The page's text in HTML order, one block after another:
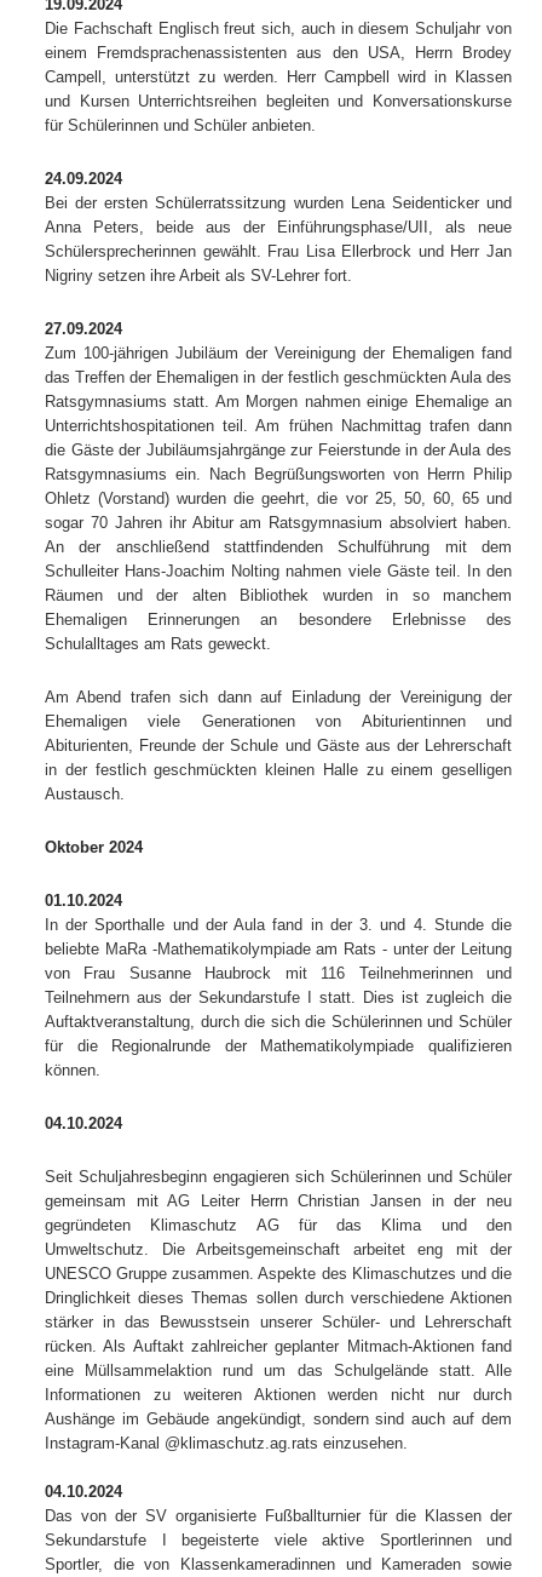
19.09.2024
Die Fachschaft Englisch freut sich, auch in diesem Schuljahr von
einem Fremdsprachenassistenten aus den USA, Herrn Brodey
Campell, unterstützt zu werden. Herr Campbell wird in Klassen
und Kursen Unterrichtsreihen begleiten und Konversationskurse
für Schülerinnen und Schüler anbieten.
24.09.2024
Bei der ersten Schülerratssitzung wurden Lena Seidenticker und
Anna Peters, beide aus der Einführungsphase/UII, als neue
Schülersprecherinnen gewählt. Frau Lisa Ellerbrock und Herr Jan
Nigriny setzen ihre Arbeit als SV-Lehrer fort.
27.09.2024
Zum 100-jährigen Jubiläum der Vereinigung der Ehemaligen fand
das Treffen der Ehemaligen in der festlich geschmückten Aula des
Ratsgymnasiums statt. Am Morgen nahmen einige Ehemalige an
Unterrichtshospitationen teil. Am frühen Nachmittag trafen dann
die Gäste der Jubiläumsjahrgänge zur Feierstunde in der Aula des
Ratsgymnasiums ein. Nach Begrüßungsworten von Herrn Philip
Ohletz (Vorstand) wurden die geehrt, die vor 25, 50, 60, 65 und
sogar 70 Jahren ihr Abitur am Ratsgymnasium absolviert haben.
An der anschließend stattfindenden Schulführung mit dem
Schulleiter Hans-Joachim Nolting nahmen viele Gäste teil. In den
Räumen und der alten Bibliothek wurden in so manchem
Ehemaligen Erinnerungen an besondere Erlebnisse des
Schulalltages am Rats geweckt.
Am Abend trafen sich dann auf Einladung der Vereinigung der
Ehemaligen viele Generationen von Abiturientinnen und
Abiturienten, Freunde der Schule und Gäste aus der Lehrerschaft
in der festlich geschmückten kleinen Halle zu einem geselligen
Austausch.
Oktober 2024
01.10.2024
In der Sporthalle und der Aula fand in der 3. und 4. Stunde die
beliebte MaRa -Mathematikolympiade am Rats - unter der Leitung
von Frau Susanne Haubrock mit 116 Teilnehmerinnen und
Teilnehmern aus der Sekundarstufe I statt. Dies ist zugleich die
Auftaktveranstaltung, durch die sich die Schülerinnen und Schüler
für die Regionalrunde der Mathematikolympiade qualifizieren
können.
04.10.2024
Seit Schuljahresbeginn engagieren sich Schülerinnen und Schüler
gemeinsam mit AG Leiter Herrn Christian Jansen in der neu
gegründeten Klimaschutz AG für das Klima und den
Umweltschutz. Die Arbeitsgemeinschaft arbeitet eng mit der
UNESCO Gruppe zusammen. Aspekte des Klimaschutzes und die
Dringlichkeit dieses Themas sollen durch verschiedene Aktionen
stärker in das Bewusstsein unserer Schüler- und Lehrerschaft
rücken. Als Auftakt zahlreicher geplanter Mitmach-Aktionen fand
eine Müllsammelaktion rund um das Schulgelände statt. Alle
Informationen zu weiteren Aktionen werden nicht nur durch
Aushänge im Gebäude angekündigt, sondern sind auch auf dem
Instagram-Kanal @klimaschutz.ag.rats einzusehen.
04.10.2024
Das von der SV organisierte Fußballturnier für die Klassen der
Sekundarstufe I begeisterte viele aktive Sportlerinnen und
Sportler, die von Klassenkameradinnen und Kameraden sowie